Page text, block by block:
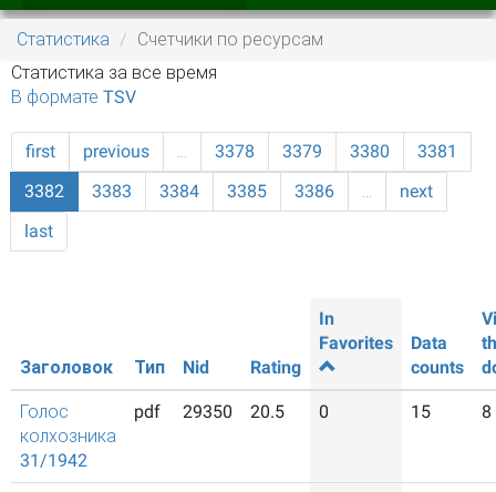
вкладка)
Статистика
Счетчики по ресурсам
Статистика за все время
В формате TSV
first previous … 3378 3379 3380
3381
3382
3383 3384 3385 3386 …
next
last
Заголовок Тип Nid Rating
In
Favorites
Data
counts
Голос
колхозника
31/1942
pdf 29350 20.5 0 15 8